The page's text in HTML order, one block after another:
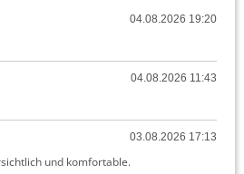
04.08.2026 19:20
04.08.2026 11:43
03.08.2026 17:13
und komfortable.